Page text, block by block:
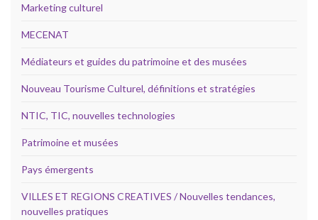
Marketing culturel
MECENAT
Médiateurs et guides du patrimoine et des musées
Nouveau Tourisme Culturel, définitions et stratégies
NTIC, TIC, nouvelles technologies
Patrimoine et musées
Pays émergents
VILLES ET REGIONS CREATIVES / Nouvelles tendances,
nouvelles pratiques